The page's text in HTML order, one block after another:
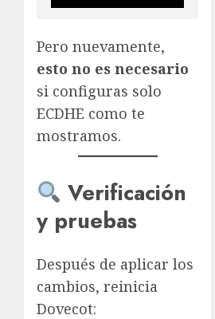
Pero nuevamente,
esto no es necesario
si configuras solo
ECDHE como te
mostramos.
Verificación
y pruebas
Después de aplicar los
cambios, reinicia
Dovecot: